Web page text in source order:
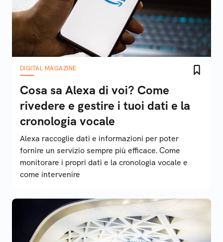
DIGITAL MAGAZINE
Cosa sa Alexa di voi? Come
rivedere e gestire i tuoi dati e la
cronologia vocale
Alexa raccoglie dati e informazioni per poter
fornire un servizio sempre più efficace. Come
monitorare i propri dati e la cronologia vocale e
come intervenire